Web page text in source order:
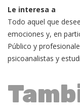
Le interesa a
Todo aquel que
emociones y, en
Público y
psicoanalistas y